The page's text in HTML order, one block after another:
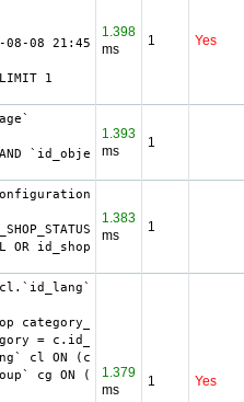
08 21:45:00'
1
1.398
ms
1 Yes
`id_object` = 3635 LIMIT 1
1.393
ms
1
OR id_shop_group = 0) AND
1.383
ms
1
c.*, cl.`id_lang`,
category_shop
= c.id_category AND
cl ON (c.`id_category` =
cg ON (cg.`id_category`
1.379
ms
1 Yes